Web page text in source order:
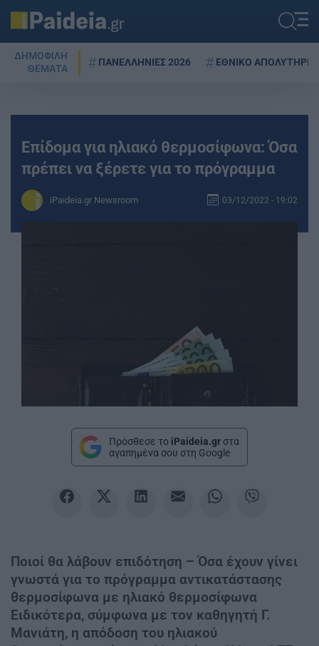
ΔΗΜΟΦΙΛΗ
ΘΕΜΑΤΑ
ΠΑΝΕΛΛΗΝΙΕΣ 2026 ΕΘΝΙΚΟ ΑΠΟΛΥΤΗΡΙΟ
Επίδομα για ηλιακό θερμοσίφωνα: Όσα
πρέπει να ξέρετε για το πρόγραμμα
iPaideia.gr Newsroom 03/12/2022 - 19:02
Πρόσθεσε το iPaideia.gr στα
αγαπημένα σου στη Google
Ποιοί θα λάβουν επιδότηση – Όσα έχουν γίνει
γνωστά για το πρόγραμμα αντικατάστασης
θερμοσίφωνα με ηλιακό θερμοσίφωνα
Ειδικότερα, σύμφωνα με τον καθηγητή Γ.
Μανιάτη, η απόδοση του ηλιακού